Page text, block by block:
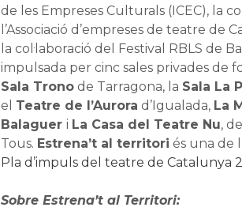
de les Empreses Culturals (ICEC), la
l’Associació d’empreses de teatre de
la col·laboració del Festival RBLS de
impulsada per cinc sales privades de
Sala Tronode Tarragona, la Sala La
el Teatre de l’Aurora d’Igualada, La
Balaguer i La Casa del Teatre Nu,
Tous. Estrena’t al territori és una de
Pla d’impuls del teatre de Catalunya
Sobre Estrena’t al Territori: